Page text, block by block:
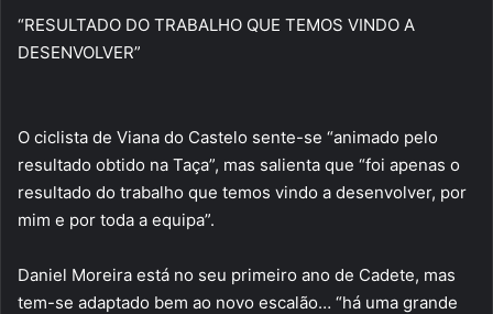
“RESULTADO DO TRABALHO QUE TEMOS VINDO A
DESENVOLVER”
O ciclista de Viana do Castelo sente-se “animado pelo
resultado obtido na Taça”, mas salienta que “foi apenas o
resultado do trabalho que temos vindo a desenvolver, por
mim e por toda a equipa”.
Daniel Moreira está no seu primeiro ano de Cadete, mas
tem-se adaptado bem ao novo escalão… “há uma grande